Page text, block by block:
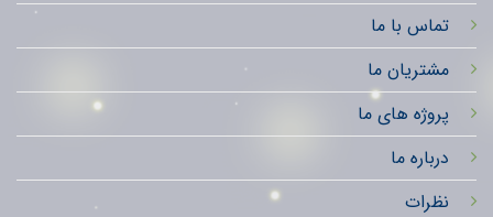
تماس با ما
مشتریان ما
پروژه های ما
درباره ما
نظرات